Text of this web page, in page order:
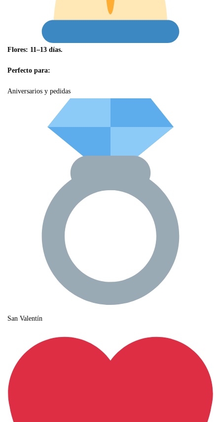
Flores: 11–13 días.
Perfecto para:
Aniversarios y pedidas
San Valentín